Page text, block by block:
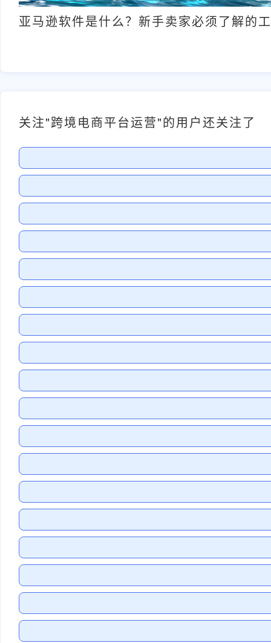
亚马逊软件是什么？新手卖家必须了解的
关注"跨境电商平台运营"的用户还关注了